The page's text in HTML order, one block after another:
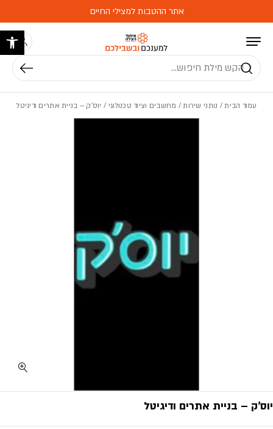
אתר ההטבות למצילי החיים
חיפוש
עמוד הבית/ נותני שירות/ מחשבים וציוד טכנולוגי / יוס’ק – בניית אתרים ודיגיטל
יוס’ק – בניית אתרים ודיגיטל